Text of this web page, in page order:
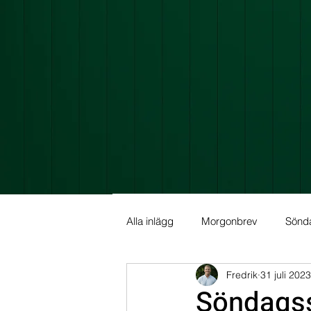
Alla inlägg Morgonbrev
Allmän info Fundamental
Fredrik 31 juli 2023